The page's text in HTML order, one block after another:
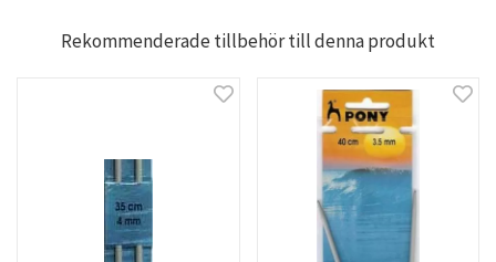
Rekommenderade tillbehör till denna produkt